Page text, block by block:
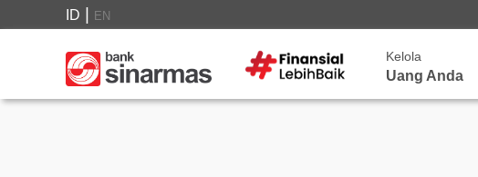
ID EN
Kelola
Uang Anda